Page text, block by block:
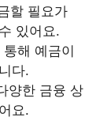
할 필요가
있어요.
해 예금이
다.
양한 금융 상
요.